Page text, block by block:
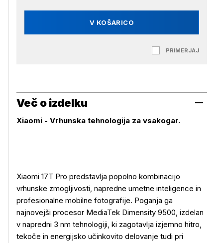
V KOŠARICO
PRIMERJAJ
Več o izdelku
Xiaomi - Vrhunska tehnologija za vsakogar.
Xiaomi 17T Pro predstavlja popolno kombinacijo
vrhunske zmogljivosti, napredne umetne inteligence in
profesionalne mobilne fotografije. Poganja ga
najnovejši procesor MediaTek Dimensity 9500, izdelan
v napredni 3 nm tehnologiji, ki zagotavlja izjemno hitro,
tekoče in energijsko učinkovito delovanje tudi pri